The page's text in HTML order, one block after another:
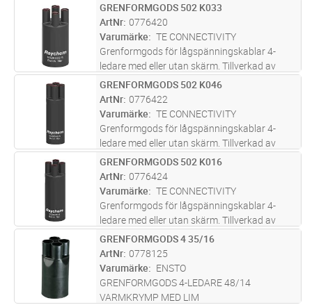
ST Lägg i kundvagn
GRENFORMGODS 502 K033
ArtNr 0776420
Varumärke
TE CONNECTIVITY
Grenformgods för lågspänningskablar 4-
ledare med eller utan skärm. Tillverkad av
polyolefin. Belagd med tätningslim.
Ledararea**: 4x4-35mm². Diam kabelingång*:
A: 45,0mm, B: 16,5mm. Diam fingrar: A:
mer
ST Lägg i kundvagn
GRENFORMGODS 502 K046
ArtNr 0776422
Varumärke
TE CONNECTIVITY
Grenformgods för lågspänningskablar 4-
ledare med eller utan skärm. Tillverkad av
polyolefin. Belagd med tätningslim.
Ledararea**: 4x35-70mm². Diam
kabelingång*: A: 45,0mm, B: 19,0mm. Diam
fingrar: A:...läs mer
ST Lägg i kundvagn
GRENFORMGODS 502 K016
ArtNr 0776424
Varumärke
TE CONNECTIVITY
Grenformgods för lågspänningskablar 4-
ledare med eller utan skärm. Tillverkad av
polyolefin. Belagd med tätningslim.
Ledararea**: 4x70-150mm². Diam
kabelingång*: A: 75,0mm, B: 25,0mm. Diam
fingrar:...läs mer
ST Lägg i kundvagn
GRENFORMGODS 4 35/16
ArtNr 0778125
Varumärke
ENSTO
GRENFORMGODS 4-LEDARE 48/14
VARMKRYMP MED LIM